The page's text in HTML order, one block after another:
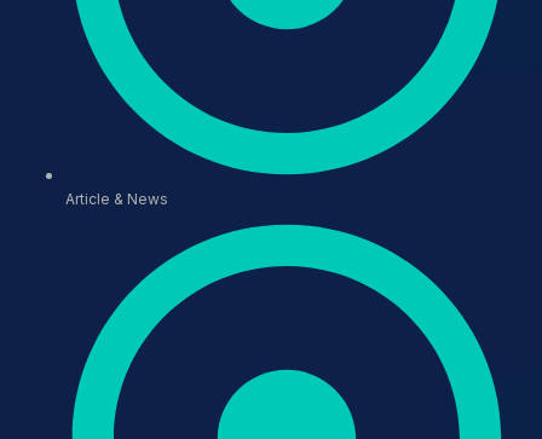
Article & News